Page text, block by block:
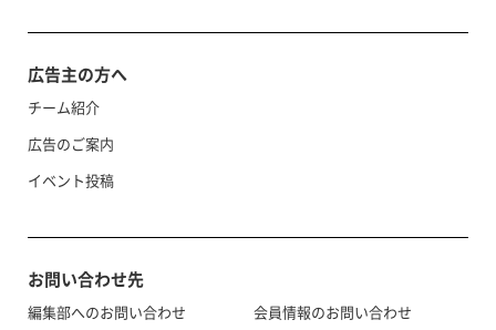
広告主の方へ
チーム紹介
広告のご案内
イベント投稿
お問い合わせ先
編集部へのお問い合わせ
会員情報のお問い合わせ